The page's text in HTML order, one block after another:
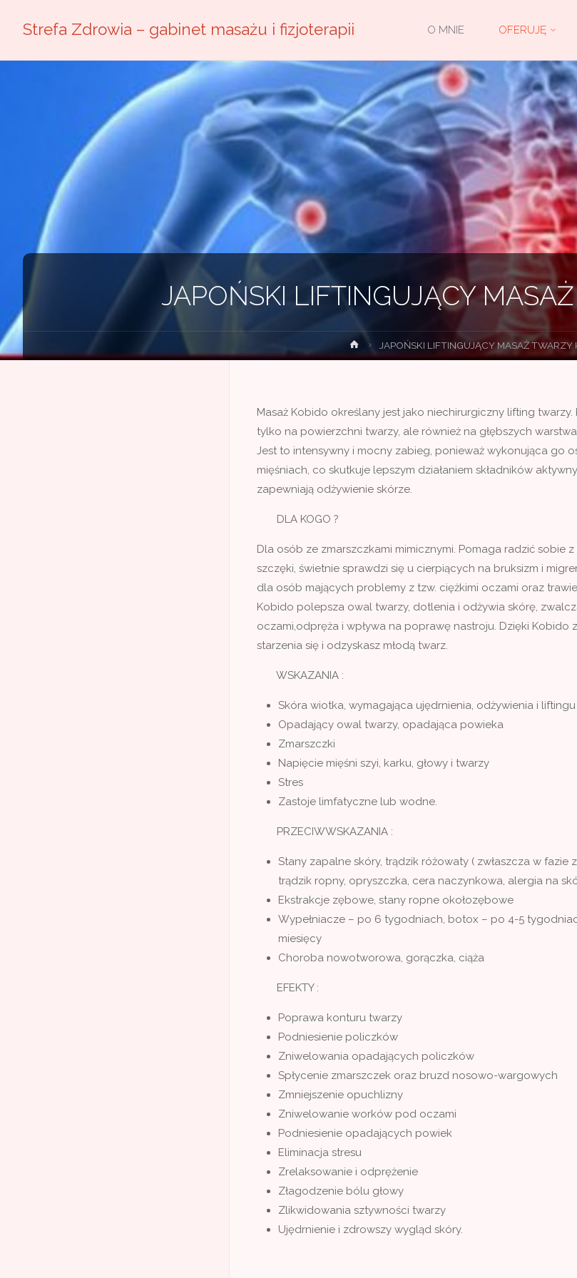
Strefa Zdrowia – gabinet masażu i fizjoterapii
treści
O MNIE OFERUJĘ
JAPOŃSKI LIFTINGUJĄCY
Strona
główna
JAPOŃSKI LIFTINGUJĄCY MASAŻ TWARZY
Masaż Kobido określany jest jako niechirurgiczny lifting twarzy.
tylko na powierzchni twarzy, ale również na głębszych
Jest to intensywny i mocny zabieg, ponieważ wykonująca go
mięśniach, co skutkuje lepszym działaniem składników
zapewniają odżywienie skórze.
DLA KOGO ?
Dla osób ze zmarszczkami mimicznymi. Pomaga radzić sobie
szczęki, świetnie sprawdzi się u cierpiących na bruksizm i
dla osób mających problemy z tzw. ciężkimi oczami oraz
Kobido polepsza owal twarzy, dotlenia i odżywia skórę,
oczami,odpręża i wpływa na poprawę nastroju. Dzięki Kobido
starzenia się i odzyskasz młodą twarz.
WSKAZANIA :
Skóra wiotka, wymagająca ujędrnienia, odżywienia i liftingu
Opadający owal twarzy, opadająca powieka
Zmarszczki
Napięcie mięśni szyi, karku, głowy i twarzy
Stres
Zastoje limfatyczne lub wodne.
PRZECIWWSKAZANIA :
Stany zapalne skóry, trądzik różowaty ( zwłaszcza w fazie
trądzik ropny, opryszczka, cera naczynkowa, alergia na
Ekstrakcje zębowe, stany ropne okołozębowe
Wypełniacze – po 6 tygodniach, botox – po 4-5
miesięcy
Choroba nowotworowa, gorączka, ciąża
EFEKTY :
Poprawa konturu twarzy
Podniesienie policzków
Zniwelowania opadających policzków
Spłycenie zmarszczek oraz bruzd nosowo-wargowych
Zmniejszenie opuchlizny
Zniwelowanie worków pod oczami
Podniesienie opadających powiek
Eliminacja stresu
Zrelaksowanie i odprężenie
Złagodzenie bólu głowy
Zlikwidowania sztywności twarzy
Ujędrnienie i zdrowszy wygląd skóry.